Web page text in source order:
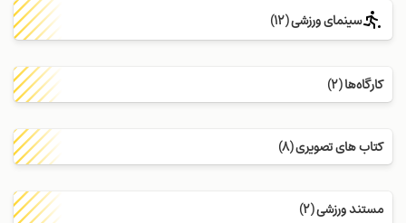
سینمای ورزشی (12)
کارگاه‌ها (2)
کتاب های تصویری (8)
مستند ورزشی (2)